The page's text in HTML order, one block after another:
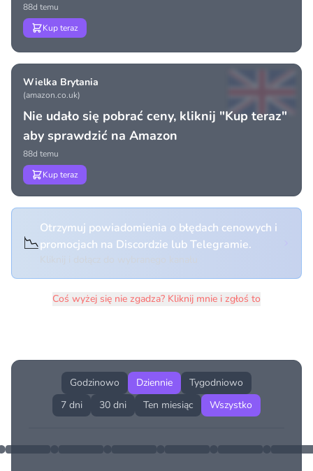
88d temu
Kup teraz
Wielka Brytania
(amazon.co.uk)
Nie udało się pobrać ceny, kliknij "Kup teraz"
aby sprawdzić na Amazon
88d temu
Kup teraz
📉
Otrzymuj powiadomienia o błędach cenowych i
promocjach na Discordzie lub Telegramie.
Coś wyżej się nie zgadza? Kliknij mnie i zgłoś to
Godzinowo Dziennie
Tygodniowo
7 dni
30 dni Ten miesiąc Wszystko